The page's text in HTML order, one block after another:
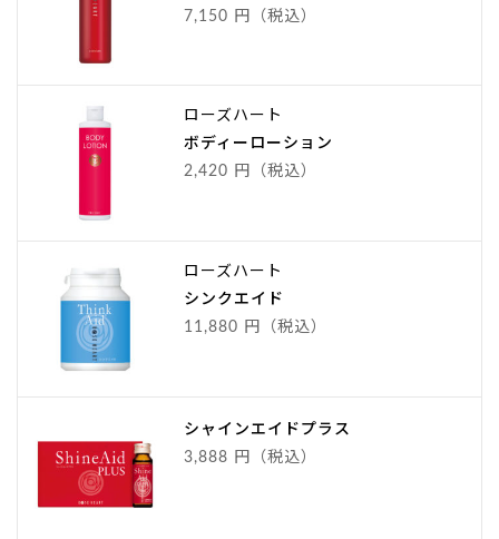
7,150 円（税込）
ローズハート
ボディーローション
2,420 円（税込）
ローズハート
シンクエイド
11,880 円（税込）
シャインエイドプラス
3,888 円（税込）